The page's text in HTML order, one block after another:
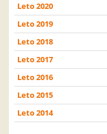
Leto 2020
Leto 2019
Leto 2018
Leto 2017
Leto 2016
Leto 2015
Leto 2014